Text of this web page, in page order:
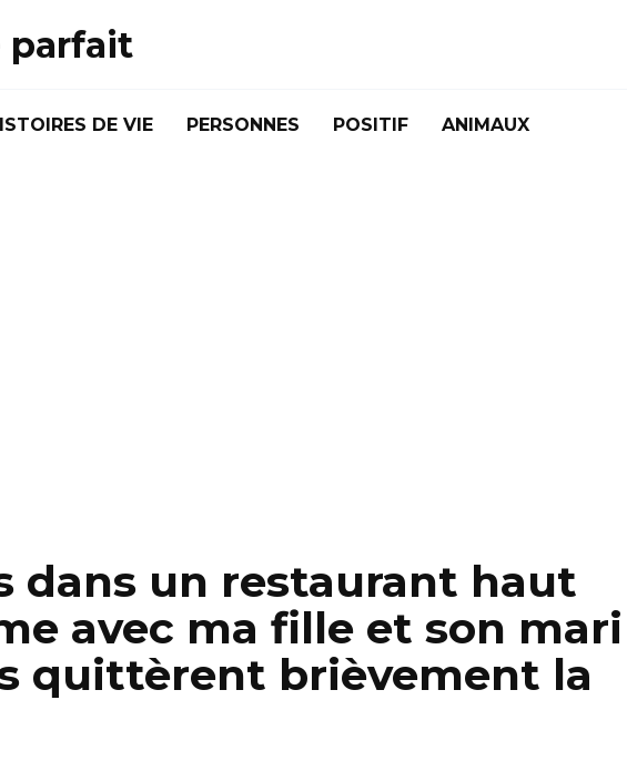
parfait
DE VIE PERSONNES POSITIF ANIMAUX
dans un restaurant haut
avec ma fille et son mari
quittèrent brièvement la